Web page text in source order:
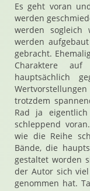
Es geht voran
werden
werden sogleich
werden
gebracht.
Charaktere
hauptsächlich
trotzdem
Rad ja
schleppend
wie die Reihe
Bände, die
gestaltet worden
der Autor sich
genommen hat.